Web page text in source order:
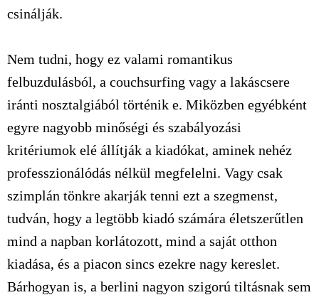
csinálják.
Nem tudni, hogy ez valami romantikus
felbuzdulásból, a couchsurfing vagy a lakáscsere
iránti nosztalgiából történik e. Miközben egyébként
egyre nagyobb minőségi és szabályozási
kritériumok elé állítják a kiadókat, aminek nehéz
professzionálódás nélkül megfelelni. Vagy csak
szimplán tönkre akarják tenni ezt a szegmenst,
tudván, hogy a legtöbb kiadó számára életszerűtlen
mind a napban korlátozott, mind a saját otthon
kiadása, és a piacon sincs ezekre nagy kereslet.
Bárhogyan is, a berlini nagyon szigorú tiltásnak sem